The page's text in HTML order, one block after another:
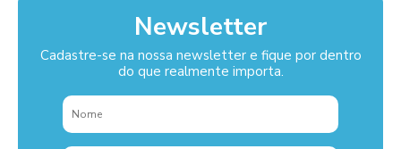
Newsletter
Cadastre-se na nossa newsletter e fique por dentro
do que realmente importa.